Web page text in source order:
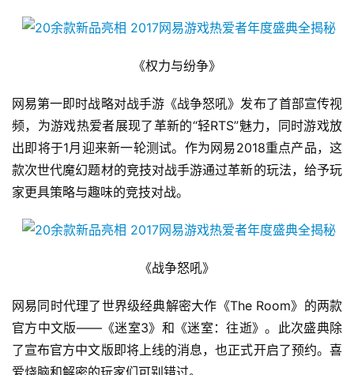
手
单
机
游
戏
休
2
0
2
《权力与纷争》
网易第一即时战略对战手游《战争怒吼》发布了首部宣传视
频，为游戏热爱者展现了革新的“轻RTS”魅力，同时游戏放
出即将于1月迎来新一轮测试。作为网易2018重点产品，这
款次世代魔幻题材的竞技对战手游通过革新的玩法，给予玩
家更具策略与趣味的竞技对战。
《战争怒吼》
网易同时代理了世界级经典解密大作《The Room》的两款
官方中文版——《迷室3》和《迷室：往逝》。此次盛典除
了宣布官方中文版即将上线的消息，也正式开启了预约。喜